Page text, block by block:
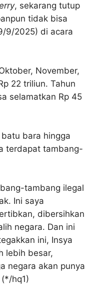
, sekarang tutup
tidak bisa
9/2025) di acara
November,
22 triliun. Tahun
selamatkan Rp 45
bara hingga
terdapat tambang-
tambang ilegal
Ini saya
dibersihkan
negara. Dan ini
ini, Insya
lebih besar,
negara akan punya
hq1)